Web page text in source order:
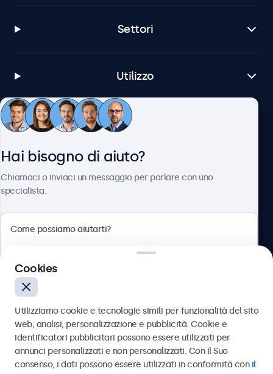
Settori
Utilizzo
Servizio Clienti
Italiano
Hai bisogno di aiuto?
Chiamaci o inviaci un messaggio per parlare con uno
specialista.
Inviare
Cookies
Utilizziamo cookie e tecnologie simili per funzionalità del sito
web, analisi, personalizzazione e pubblicità. Cookie e
identificatori pubblicitari possono essere utilizzati per
annunci personalizzati e non personalizzati. Con il Suo
consenso, i dati possono essere utilizzati in conformità con il